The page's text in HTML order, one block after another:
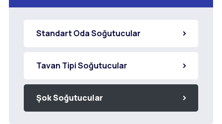
Standart Oda Soğutucular
Tavan Tipi Soğutucular
Şok Soğutucular